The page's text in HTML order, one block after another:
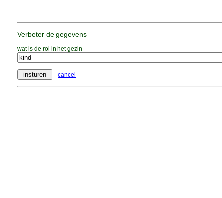
Verbeter de gegevens
wat is de rol in het gezin
cancel